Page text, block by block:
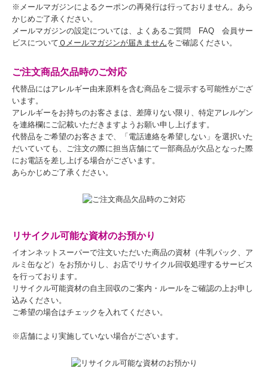
※メールマガジンによるクーポンの再発行は行っておりません。あら
かじめご了承ください。
メールマガジンの設定については、よくあるご質問 FAQ 会員サー
ビスについて Ｑメールマガジンが届きませんをご確認ください。
ご注文商品欠品時のご対応
代替品にはアレルギー由来原料を含む商品をご提示する可能性がござ
います。
アレルギーをお持ちのお客さまは、差障りない限り、特定アレルゲン
を連絡欄にご記載いただきますようお願い申し上げます。
代替品をご希望のお客さまで、「電話連絡を希望しない」を選択いた
だいていても、ご注文の際に担当店舗にて一部商品が欠品となった際
にお電話を差し上げる場合がございます。
あらかじめご了承ください。
リサイクル可能な資材のお預かり
イオンネットスーパーで注文いただいた商品の資材（牛乳パック、ア
ルミ缶など）をお預かりし、お店でリサイクル回収処理するサービス
を行っております。
リサイクル可能資材の自主回収のご案内・ルールをご確認の上お申し
込みください。
ご希望の場合はチェックを入れてください。
※店舗により実施していない場合がございます。